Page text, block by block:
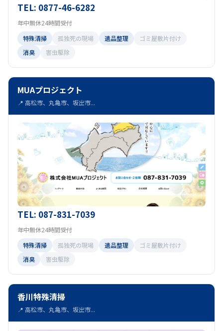
TEL: 0877-46-6282
年中無休24時間受付
特殊清掃
孤独死の現場 遺品整理
ゴミ屋敷片付け
消臭
害虫駆除
MUAプロジェクト
📍 高松市、丸亀市、坂出市...
TEL: 087-831-7039
年中無休24時間受付
特殊清掃
孤独死の現場 遺品整理
ゴミ屋敷片付け
消臭
害虫駆除
香川特殊清掃
📍 高松市、丸亀市、坂出市...